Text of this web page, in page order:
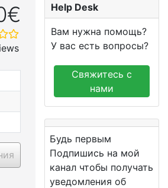
Help Desk
Вам нужна помощь?
У вас есть вопросы?
Свяжитесь с
нами
Будь первым
Подпишись на мой
канал чтобы получать
уведомления об